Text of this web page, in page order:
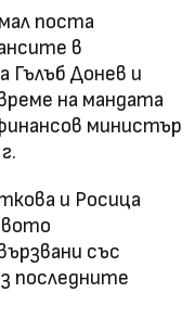
поста
в
Гълъб Донев и
на мандата
министър
и Росица
със
последните